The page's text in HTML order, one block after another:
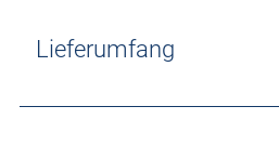
Lieferumfang